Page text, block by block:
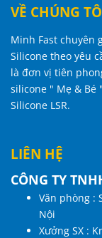
VỀ CHÚNG
Minh Fast chuyên
Silicone theo yêu
là đơn vị tiên
silicone " Mẹ & Bé
Silicone LSR.
LIÊN HỆ
CÔNG TY
Văn phòng :
Nội
Xưởng SX :